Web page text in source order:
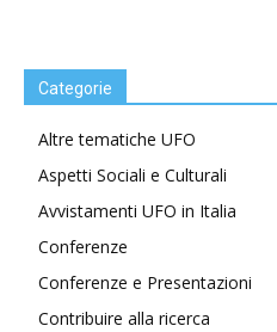
Categorie
Altre tematiche UFO
Aspetti Sociali e Culturali
Avvistamenti UFO in Italia
Conferenze
Conferenze e Presentazioni
Contribuire alla ricerca